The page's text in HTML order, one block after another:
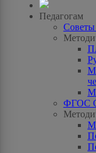
Педагогам
Советы
ФГОС